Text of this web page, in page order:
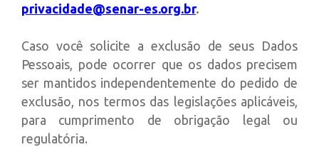
privacidade@senar-es.org.br.
Caso você solicite a exclusão de seus Dados
Pessoais, pode ocorrer que os dados precisem
ser mantidos independentemente do pedido de
exclusão, nos termos das legislações aplicáveis,
para cumprimento de obrigação legal ou
regulatória.